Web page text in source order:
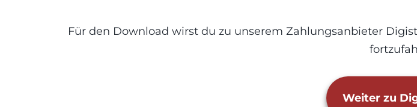
Für den Download wirst du zu unserem Zahlungsanbieter
Weiter zu